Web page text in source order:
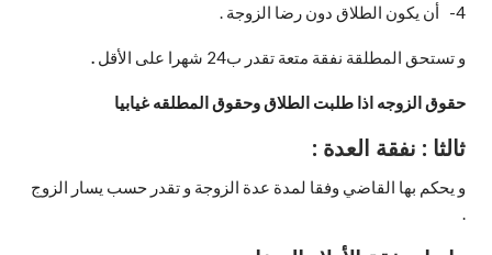
4- أن يكون الطلاق دون رضا الزوجة .
و تستحق المطلقة نفقة متعة تقدر ب24 شهرا على الأقل .
حقوق الزوجه اذا طلبت الطلاق وحقوق المطلقه غيابيا
ثالثا : نفقة العدة :
و يحكم بها القاضي وفقا لمدة عدة الزوجة و تقدر حسب يسار الزوج
.